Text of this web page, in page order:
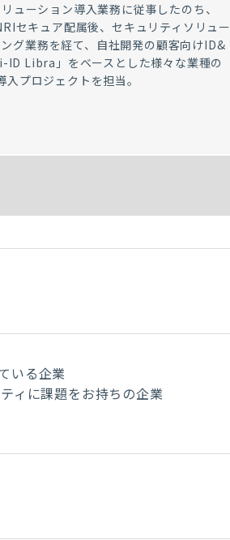
ューション導入業務に従事したのち、
セキュア配属後、セキュリティソリュー
グ業務を経て、自社開発の顧客向けID&
ID Libra」をベースとした様々な業種の
プロジェクトを担当。
いる企業
ィに課題をお持ちの企業